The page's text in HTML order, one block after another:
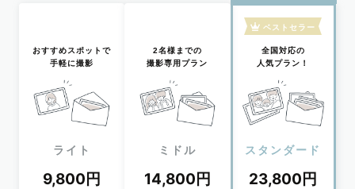
おすすめスポットで
手軽に撮影
ライト
9,800円
2名様までの
撮影専用プラン
ミドル
14,800円
ベストセラー
全国対応の
人気プラン！
スタンダード
23,800円